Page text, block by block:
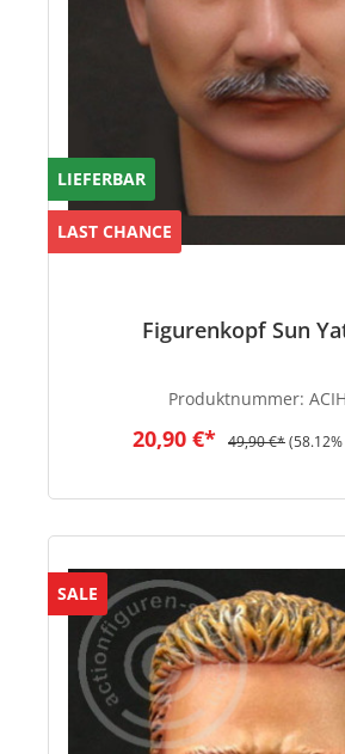
LIEFERBAR
LAST CHANCE
Figurenkopf Sun
Produktnummer:
20,90 €* 49,90 €*
SALE